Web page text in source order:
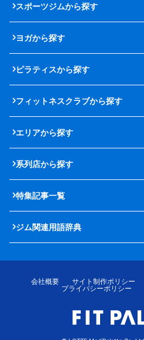
スポーツジムから探す
ヨガから探す
ピラティスから探す
フィットネスクラブから探す
エリアから探す
系列店から探す
特集記事一覧
ジム関連用語辞典
会社概要 サイト制作ポリシー
プライバシーポリシー